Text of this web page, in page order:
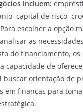
incluem:
capital de risco,
escolher a opção
as
do financiamento, os
capacidade de
buscar orientação de
em finanças para